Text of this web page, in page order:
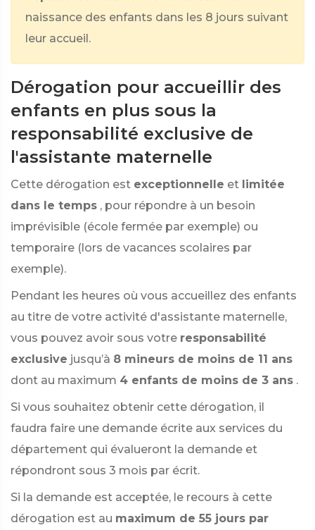
naissance des enfants dans les 8 jours suivant
leur accueil.
Dérogation pour accueillir des
enfants en plus sous la
responsabilité exclusive de
l'assistante maternelle
Cette dérogation est exceptionnelle et limitée
dans le temps , pour répondre à un besoin
imprévisible (école fermée par exemple) ou
temporaire (lors de vacances scolaires par
exemple).
Pendant les heures où vous accueillez des enfants
au titre de votre activité d'assistante maternelle,
vous pouvez avoir sous votre responsabilité
exclusive jusqu’à 8 mineurs de moins de 11 ans
dont au maximum 4 enfants de moins de 3 ans .
Si vous souhaitez obtenir cette dérogation, il
faudra faire une demande écrite aux services du
département qui évalueront la demande et
répondront sous 3 mois par écrit.
Si la demande est acceptée, le recours à cette
dérogation est au maximum de 55 jours par